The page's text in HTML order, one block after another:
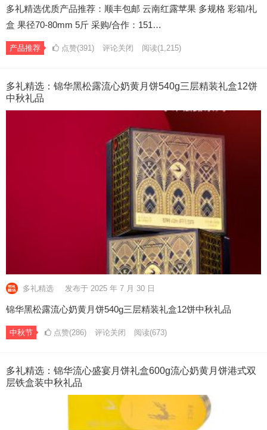
多礼精选优质产品推荐：顺丰包邮 云南红露苹果 多规格 彩箱/礼
盒 果径70-80mm 5斤 采购/合作：151…
产品推荐 点赞(391) 评论关闭 阅读(1,215)
多礼精选：锦华黑松露流心奶黄月饼540g三层精装礼盒12饼
中秋礼品
多礼精选 发布于 2025 年 7 月 30 日
锦华黑松露流心奶黄月饼540g三层精装礼盒12饼中秋礼品
中秋节 点赞(286) 评论关闭 阅读(673)
多礼精选：锦华流心盛宴月饼礼盒600g流心奶黄月饼港式双
层铁盒装中秋礼品